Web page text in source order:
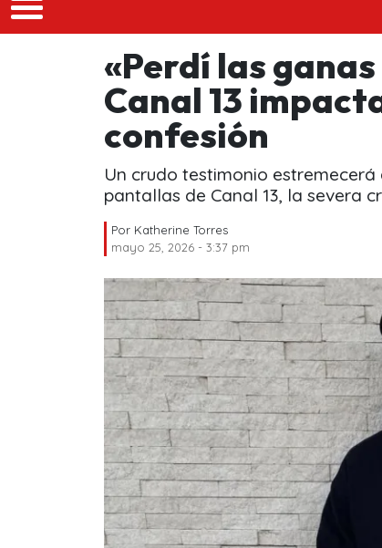
«Perdí las
Canal 13
confesión
Un crudo testimonio
pantallas de Canal 13, la severa
Por Katherine Torres
mayo 25, 2026 - 3:37 pm